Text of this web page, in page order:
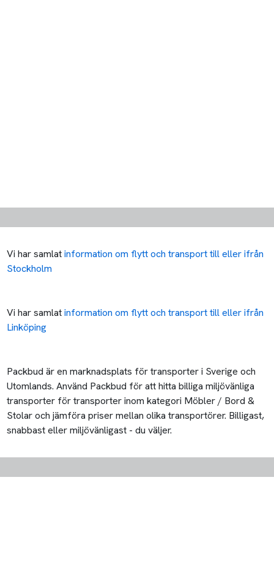
Vi har samlatinformation om flytt och transport till eller ifrån
Stockholm
Vi har samlatinformation om flytt och transport till eller ifrån
Linköping
Packbud är en marknadsplats för transporter i Sverige och
Utomlands. Använd Packbud för att hitta billiga miljövänliga
transporter för transporter inom kategori Möbler / Bord &
Stolar och jämföra priser mellan olika transportörer. Billigast,
snabbast eller miljövänligast - du väljer.